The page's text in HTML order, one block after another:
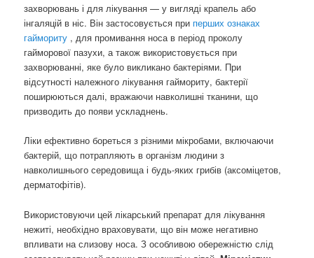
захворювань і для лікування — у вигляді крапель або
інгаляцій в ніс. Він застосовується при перших ознаках
гаймориту , для промивання носа в період проколу
гайморової пазухи, а також використовується при
захворюванні, яке було викликано бактеріями. При
відсутності належного лікування гаймориту, бактерії
поширюються далі, вражаючи навколишні тканини, що
призводить до появи ускладнень.
Ліки ефективно бореться з різними мікробами, включаючи
бактерій, що потрапляють в організм людини з
навколишнього середовища і будь-яких грибів (аксоміцетов,
дерматофітів).
Використовуючи цей лікарський препарат для лікування
нежиті, необхідно враховувати, що він може негативно
впливати на слизову носа. З особливою обережністю слід